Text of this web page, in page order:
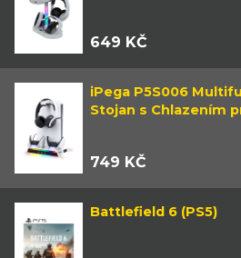
649 KČ
iPega P5S006
Stojan s Chlazením
749 KČ
Battlefield 6 (PS5)